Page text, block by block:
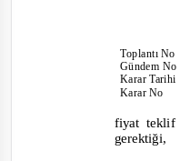
Toplantı No
Gündem No
Karar Tarihi
Karar No
fiyat teklif
gerektiği,